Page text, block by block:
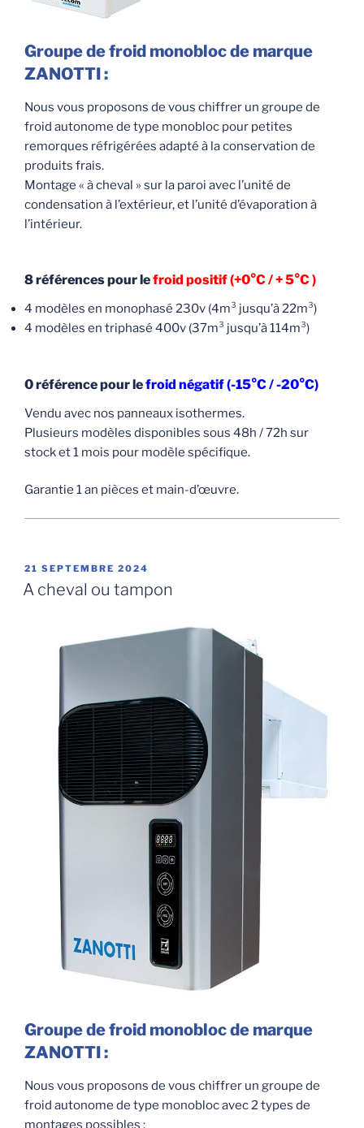
Groupe de froid monobloc de marque
ZANOTTI :
Nous vous proposons de vous chiffrer un groupe de
froid autonome de type monobloc pour petites
remorques réfrigérées adapté à la conservation de
produits frais.
Montage « à cheval » sur la paroi avec l’unité de
condensation à l’extérieur, et l’unité d’évaporation à
l’intérieur.
8 références pour lefroid positif (+0°C / + 5°C )
4 modèles en monophasé 230v (4m³ jusqu’à 22m³)
4 modèles en triphasé 400v (37m³ jusqu’à 114m³)
0 référence pour lefroid négatif (-15°C / -20°C)
Vendu avec nos panneaux isothermes.
Plusieurs modèles disponibles sous 48h / 72h sur
stock et 1 mois pour modèle spécifique.
Garantie 1 an pièces et main-d’œuvre.
PUBLIÉ
LE
21 SEPTEMBRE 2024
A cheval ou tampon
Groupe de froid monobloc de marque
ZANOTTI :
Nous vous proposons de vous chiffrer un groupe de
froid autonome de type monobloc avec 2 types de
montages possibles :